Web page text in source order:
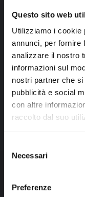
Questo sito web
Utilizziamo i cookie
annunci, per fornire
analizzare il nostro
informazioni sul
nostri partner che
pubblicità e social
con altre
raccolto dal suo
delNecessari
Preferenze